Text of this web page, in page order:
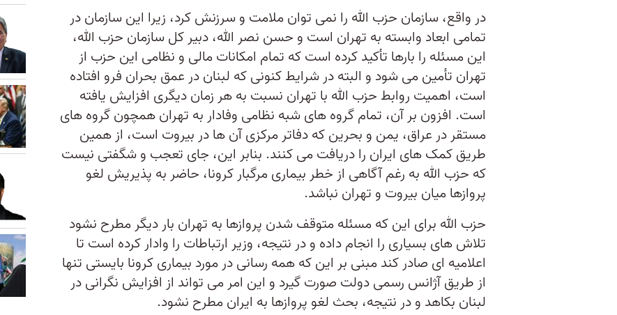
در واقع، سازمان حزب الله را نمی توان ملامت و سرزنش کرد، زیرا این سازمان در
تمامی ابعاد وابسته به تهران است و حسن نصر الله، دبیر کل سازمان حزب الله،
این مسئله را بارها تأکید کرده است که تمام امکانات مالی و نظامی این حزب از
تهران تأمین می شود و البته در شرایط کنونی که لبنان در عمق بحران فرو افتاده
است، اهمیت روابط حزب الله با تهران نسبت به هر زمان دیگری افزایش یافته
است. افزون بر آن، تمام گروه های شبه نظامی وفادار به تهران همچون گروه های
مستقر در عراق، یمن و بحرین که دفاتر مرکزی آن ها در بیروت است، از همین
طریق کمک های ایران را دریافت می کنند. بنابر این، جای تعجب و شگفتی نیست
که حزب الله به رغم آگاهی از خطر بیماری مرگبار کرونا، حاضر به پذیریش لغو
پروازها میان بیروت و تهران نباشد.
حزب الله برای این که مسئله متوقف شدن پروازها به تهران بار دیگر مطرح نشود
تلاش های بسیاری را انجام داده و در نتیجه، وزیر ارتباطات را وادار کرده است تا
اعلامیه ای صادر کند مبنی بر این که همه رسانی در مورد بیماری کرونا بایستی تنها
از طریق آژانس رسمی دولت صورت گیرد و این امر می تواند از افزایش نگرانی در
لبنان بکاهد و در نتیجه، بحث لغو پروازها به ایران مطرح نشود.